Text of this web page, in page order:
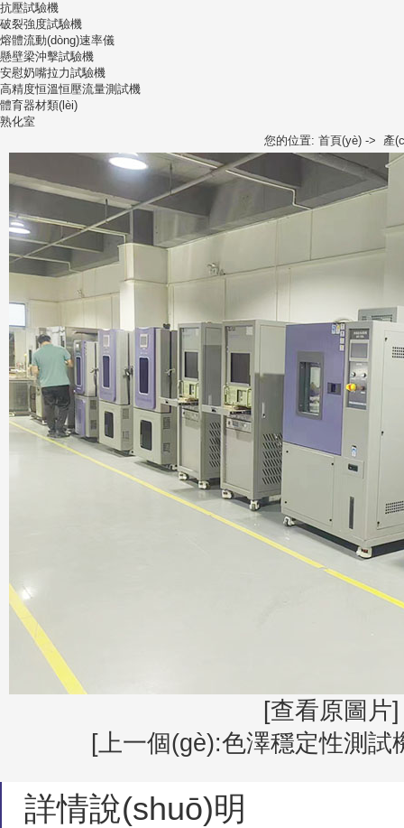
抗壓試驗機
破裂強度試驗機
熔體流動(dòng)速率儀
懸壁梁沖擊試驗機
安慰奶嘴拉力試驗機
高精度恒溫恒壓流量測試機
體育器材類(lèi)
熟化室
您的位置: 首頁(yè) -> 產
[查看原圖片]
[上一個(gè):色澤穩定性測試
詳情說(shuō)明